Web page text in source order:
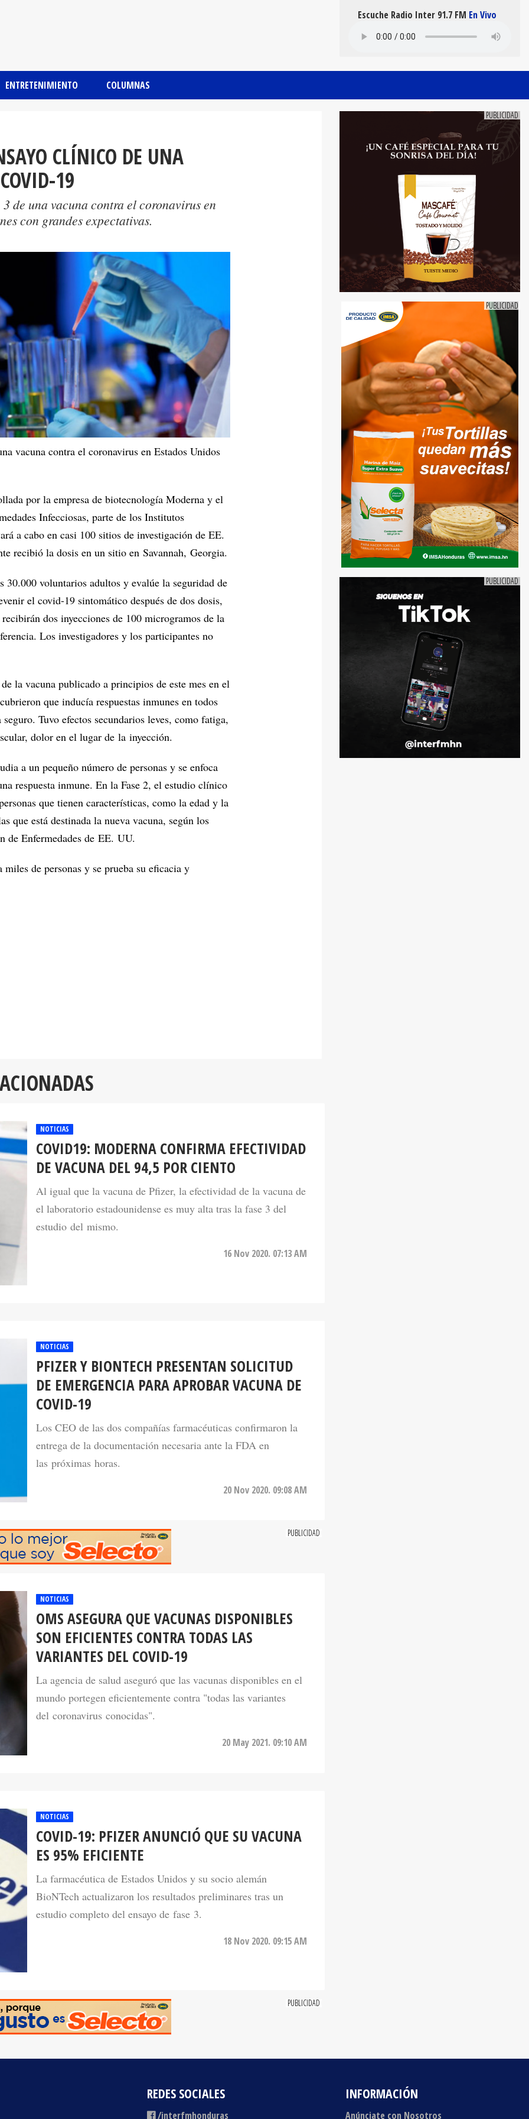
ENTRETENIMIENTO COLUMNAS
Escuche Radio Inter 91.7 FM En Vivo
CLÍNICO DE UNA
19
de una vacuna contra el coronavirus en
con grandes expectativas.
vacuna contra el coronavirus en Estados Unidos
por la empresa de biotecnología Moderna y el
Infecciosas, parte de los Institutos
a cabo en casi 100 sitios de investigación de EE.
recibió la dosis en un sitio en Savannah, Georgia.
30.000 voluntarios adultos y evalúe la seguridad de
el covid-19 sintomático después de dos dosis,
dos inyecciones de 100 microgramos de la
Los investigadores y los participantes no
la vacuna publicado a principios de este mes en el
que inducía respuestas inmunes en todos
Tuvo efectos secundarios leves, como fatiga,
dolor en el lugar de la inyección.
a un pequeño número de personas y se enfoca
respuesta inmune. En la Fase 2, el estudio clínico
que tienen características, como la edad y la
que está destinada la nueva vacuna, según los
de Enfermedades de EE. UU.
de personas y se prueba su eficacia y
NOTICIAS
COVID19: MODERNA CONFIRMA EFECTIVIDAD
DE VACUNA DEL 94,5 POR CIENTO
Al igual que la vacuna de Pfizer, la efectividad de la vacuna de
el laboratorio estadounidense es muy alta tras la fase 3 del
estudio del mismo.
16 Nov 2020. 07:13 AM
NOTICIAS
PFIZER Y BIONTECH PRESENTAN SOLICITUD
DE EMERGENCIA PARA APROBAR VACUNA DE
COVID-19
Los CEO de las dos compañías farmacéuticas confirmaron la
entrega de la documentación necesaria ante la FDA en
las próximas horas.
20 Nov 2020. 09:08 AM
OMS ASEGURA QUE VACUNAS DISPONIBLES
SON EFICIENTES CONTRA TODAS LAS
VARIANTES DEL COVID-19
La agencia de salud aseguró que las vacunas disponibles en el
mundo portegen eficientemente contra "todas las variantes
del coronavirus conocidas".
COVID-19: PFIZER ANUNCIÓ QUE SU VACUNA
ES 95% EFICIENTE
La farmacéutica de Estados Unidos y su socio alemán
BioNTech actualizaron los resultados preliminares tras un
estudio completo del ensayo de fase 3.
REDES SOCIALES
/interfmhonduras
INFORMACIÓN
Anúnciate con Nosotros